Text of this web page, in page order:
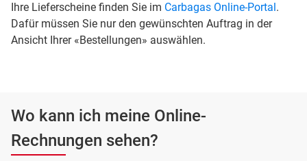
Ihre Lieferscheine finden Sie im Carbagas Online-Portal.
Dafür müssen Sie nur den gewünschten Auftrag in der
Ansicht Ihrer «Bestellungen» auswählen.
Wo kann ich meine Online-
Rechnungen sehen?